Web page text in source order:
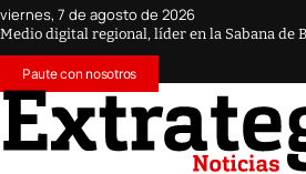
viernes, 7 de agosto de 2026
Medio digital regional, líder en la Sabana de
Paute con nosotros